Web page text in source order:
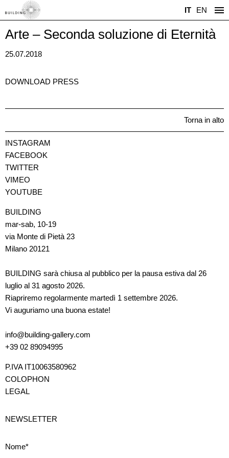
IT EN
Arte – Seconda soluzione di Eternità
25.07.2018
DOWNLOAD PRESS
Torna in alto
INSTAGRAM
FACEBOOK
TWITTER
VIMEO
YOUTUBE
BUILDING
mar-sab, 10-19
via Monte di Pietà 23
Milano 20121
BUILDING sarà chiusa al pubblico per la pausa estiva dal 26
luglio al 31 agosto 2026.
Riapriremo regolarmente martedì 1 settembre 2026.
Vi auguriamo una buona estate!
info@building-gallery.com
+39 02 89094995
P.IVA IT10063580962
COLOPHON
LEGAL
NEWSLETTER
Nome*